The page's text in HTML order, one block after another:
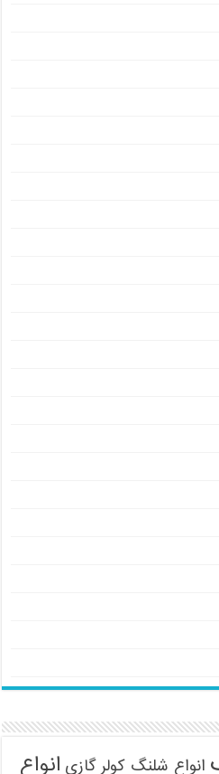
انواع شلنگ کولر گازی انواع